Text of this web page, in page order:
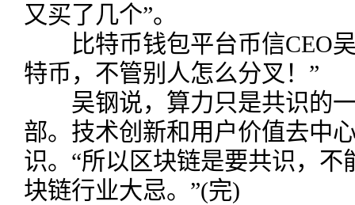
又买了几个”。
比特币钱包平台币信CEO吴
特币，不管别人怎么分叉！”
吴钢说，算力只是共识的一
部。技术创新和用户价值去中
识。“所以区块链是要共识，
块链行业大忌。”(完)